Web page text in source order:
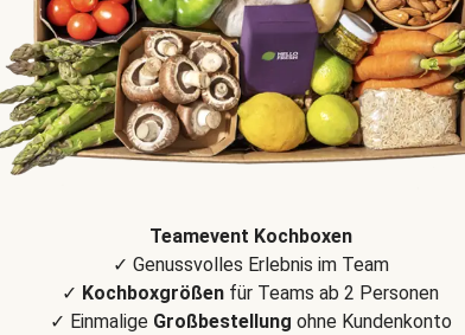
Teamevent Kochboxen
✓ Genussvolles Erlebnis im Team
✓ Kochboxgrößen für Teams ab 2 Personen
✓ Einmalige Großbestellung ohne Kundenkonto